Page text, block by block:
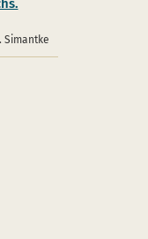
Simantke